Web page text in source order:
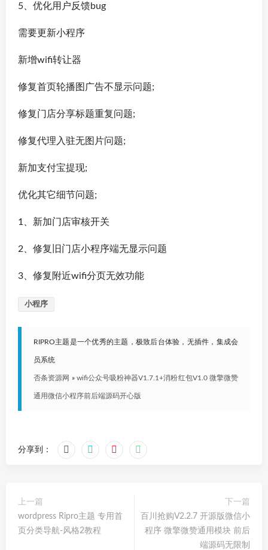
5、优化用户反馈bug
需要更新小程序
新增wifi转让器
修复首页轮播图广告不显示问题;
修复门店分享标题重复问题;
修复代理入驻无图片问题;
新加支付宝提现;
优化其它细节问题;
1、新加门店审核开关
2、修复旧门店小程序端无显示问题
3、修复附近wifi分页无效功能
小程序
RIPRO主题是一个优秀的主题，极致后台体验，无插件，集成会
员系统
否条资源网 » wifi公众号吸粉神器V1.7.1+消粉红包V1.0 微擎微赞
通用微信小程序前后端源码开心版
分享到：
上一篇
wordpress Ripro主题 专用首
页分类导航-风格2教程
下一篇
百川抢购V2.2.7 开源版微信小
程序 微擎微赞通用模块 前后
端源码无限制